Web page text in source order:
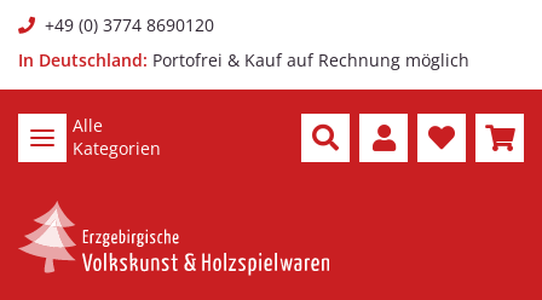
+49 (0) 3774 8690120
In Deutschland: Portofrei & Kauf auf Rechnung möglich
Alle
Kategorien